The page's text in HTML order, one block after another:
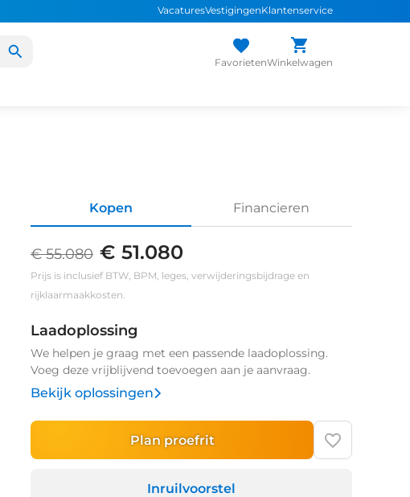
VacaturesVestigingenKlantenservice
FavorietenWinkelwagen
Kopen Financieren
€ 55.080 € 51.080
Prijs is inclusief BTW, BPM, leges, verwijderingsbijdrage en
rijklaarmaakkosten.
Laadoplossing
We helpen je graag met een passende laadoplossing.
Voeg deze vrijblijvend toevoegen aan je aanvraag.
Bekijk oplossingen
Plan proefrit
Inruilvoorstel